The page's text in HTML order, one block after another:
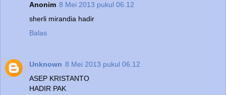
Anonim 8 Mei 2013 pukul 06.12
sherli mirandia hadir
Balas
Unknown 8 Mei 2013 pukul 06.12
ASEP KRISTANTO
HADIR PAK